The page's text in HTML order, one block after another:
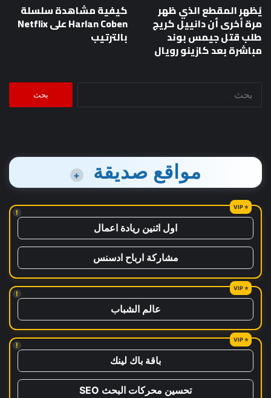
يُظهر المقطع الذي ظهر
مرة أخرى أن دانييل كريج
طلب قتل جيمس بوند
مباشرة بعد كازينو رويال
كيفية مشاهدة سلسلة
Harlan Coben على Netflix
بالترتيب
البحث
مواقع صديقة +
!
اول اثنين ريادة اعمال
مشاركة ارباح ادسنس
!
عالم الشباب
!
باقة باك لينك
تحسين محركات البحث SEO